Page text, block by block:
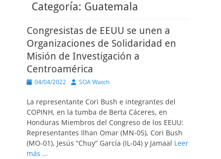
Categoría: Guatemala
Congresistas de EEUU se unen a
Organizaciones de Solidaridad en
Misión de Investigación a
Centroamérica
Publicado
04/04/2022 AutorSOA Watch
La representante Cori Bush e integrantes del
COPINH, en la tumba de Berta Cáceres, en
Honduras Miembros del Congreso de los EEUU:
Representantes Ilhan Omar (MN-05), Cori Bush
(MO-01), Jesús “Chuy” García (IL-04) y Jamaal Leer
más …